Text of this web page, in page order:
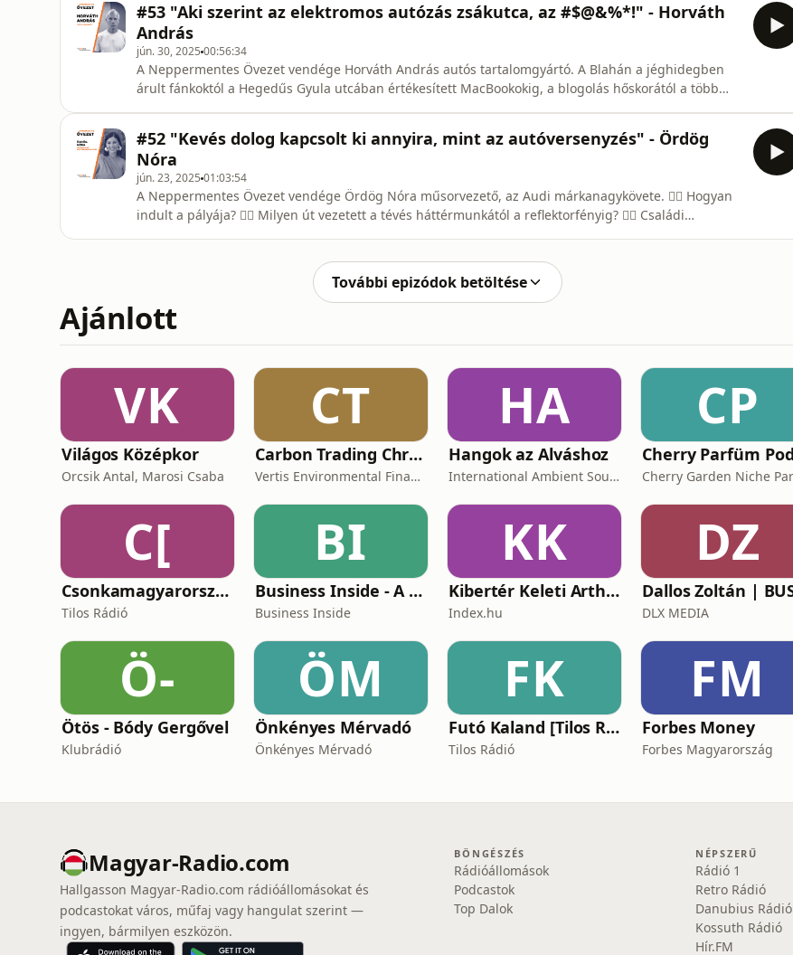
meghatározni az elekt
#53 "Aki szerint az elektromos autózás zsákutca, az #$@&%*!" - Horváth
András
jún. 30, 2025 00:56:34
A Neppermentes Övezet vendége Horváth András autós tartalomgyártó. A Blahán a jéghidegben
árult fánkoktól a Hegedűs Gyula utcában értékesített MacBookokig, a blogolás hőskorától a több
szakértőink felé, vagy észr
#52 "Kevés dolog kapcsolt ki annyira, mint az autóversenyzés" - Ördög
Nóra
jún. 23, 2025 01:03:54
A Neppermentes Övezet vendége Ördög Nóra műsorvezető, az Audi márkanagykövete. 👉🏻 Hogyan
indult a pályája? 👉🏻 Milyen út vezetett a tévés háttérmunkától a reflektorfényig? 👉🏻 Családi
szereplője évtizedek óta. Ha k
További epizódok betöltése
Ajánlott
VK
Világos Középkor
Orcsik Antal, Marosi Csaba
CT
Carbon Trading Chronicles
Vertis Environmental Finance
HA
Hangok az Alváshoz
International Ambient Sounds
CP
C[
Csonkamagyarország [Tilos Rádió podcast]
Tilos Rádió
BI
Business Inside - A vállalkozók pszichológiája
Business Inside
KK
Kibertér Keleti Arthurral
Index.hu
DZ
DLX MEDIA
Ö-
Ötös - Bódy Gergővel
Klubrádió
ÖM
Önkényes Mérvadó
Önkényes Mérvadó
FK
Futó Kaland [Tilos Rádió podcast]
Tilos Rádió
FM
Forbes Money
Forbes Magyarország
Magyar-Radio.com
Hallgasson Magyar-Radio.com rádióállomásokat és
podcastokat város, műfaj vagy hangulat szerint —
ingyen, bármilyen eszközön.
BÖNGÉSZÉS
Rádióállomások
Podcastok
Top Dalok
NÉPSZERŰ
Rádió 1
Retro Rádió
Danubius Rádió
Kossuth Rádió
Hír.FM